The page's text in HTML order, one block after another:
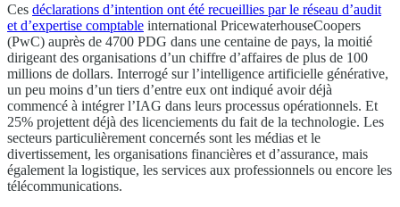
Ces déclarations d’intention ont été recueillies par le réseau d’audit
et d’expertise comptable international PricewaterhouseCoopers
(PwC) auprès de 4700 PDG dans une centaine de pays, la moitié
dirigeant des organisations d’un chiffre d’affaires de plus de 100
millions de dollars. Interrogé sur l’intelligence artificielle générative,
un peu moins d’un tiers d’entre eux ont indiqué avoir déjà
commencé à intégrer l’IAG dans leurs processus opérationnels. Et
25% projettent déjà des licenciements du fait de la technologie. Les
secteurs particulièrement concernés sont les médias et le
divertissement, les organisations financières et d’assurance, mais
également la logistique, les services aux professionnels ou encore les
télécommunications.